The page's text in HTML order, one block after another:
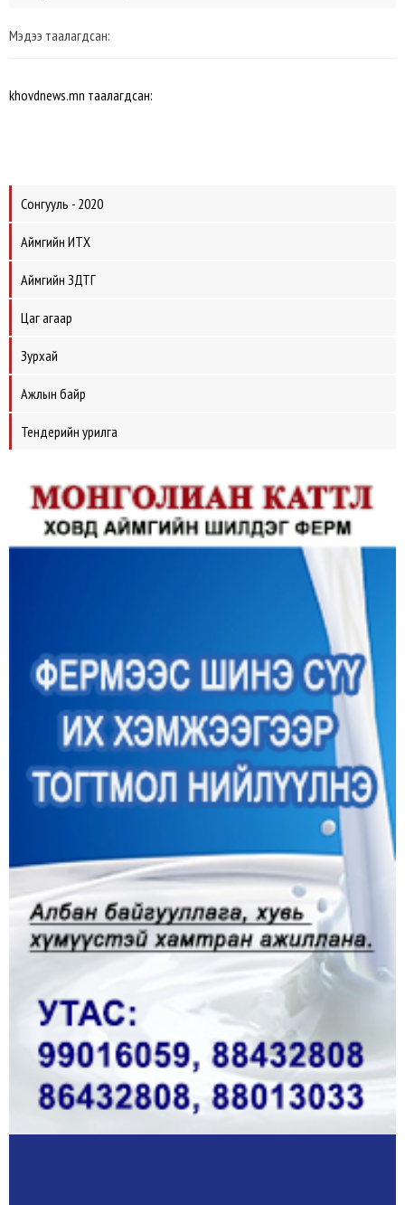
Мэдээ таалагдсан:
khovdnews.mn таалагдсан:
Сонгууль - 2020
Аймгийн ИТХ
Аймгийн ЗДТГ
Цаг агаар
Зурхай
Ажлын байр
Тендерийн урилга